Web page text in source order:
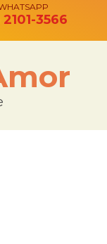
2101-3566